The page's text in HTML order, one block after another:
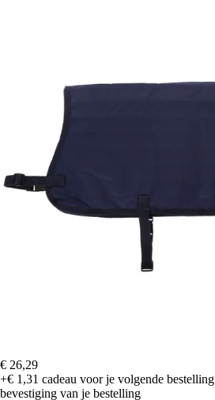
€ 26,29
+€ 1,31 cadeau voor je volgende bestelling
bevestiging van je bestelling